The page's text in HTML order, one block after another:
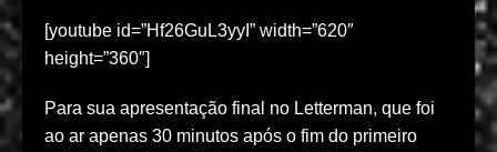
[youtube id=”Hf26GuL3yyI” width=”620″
height=”360″]
Para sua apresentação final no Letterman, que foi
ao ar apenas 30 minutos após o fim do primeiro